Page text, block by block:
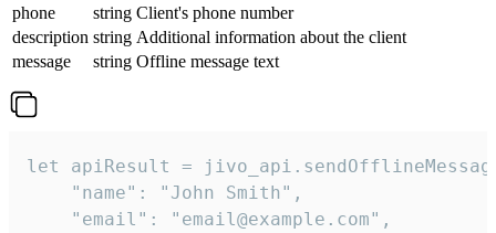
phone
string Client's phone number
description string Additional information about the client
message
string Offline message text
let apiResult =
    "name": "John Smith",
    "email": "email@example.com",